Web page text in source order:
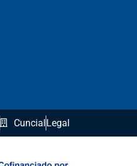
CuncialLegal